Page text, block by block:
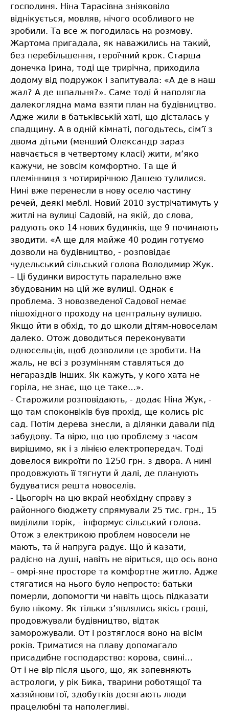
господиня. Ніна Тарасівна зніяковіло
віднікується, мовляв, нічого особливого не
зробили. Та все ж погодилась на розмову.
Жартома пригадала, як наважились на такий,
без перебільшення, героїчний крок. Старша
донечка Ірина, тоді ще трирічна, приходила
додому від подружок і запитувала: «А де в наш
жал? А де шпальня?». Саме тоді й наполягла
далекоглядна мама взяти план на будівництво.
Адже жили в батьківській хаті, що дісталась у
спадщину. А в одній кімнаті, погодьтесь, сім’ї з
двома дітьми (менший Олександр зараз
навчається в четвертому класі) жити, м’яко
кажучи, не зовсім комфортно. Та ще й
племінниця з чотирирічною Дашею тулилися.
Нині вже перенесли в нову оселю частину
речей, деякі меблі. Новий 2010 зустрічатимуть у
житлі на вулиці Садовій, на якій, до слова,
радують око 14 нових будинків, ще 9 починають
зводити. «А ще для майже 40 родин готуємо
дозволи на будівництво, - розповідає
чудельський сільський голова Володимир Жук.
– Ці будинки виростуть паралельно вже
збудованим на цій же вулиці. Однак є
проблема. З новозведеної Садової немає
пішохідного проходу на центральну вулицю.
Якщо йти в обхід, то до школи дітям-новоселам
далеко. Отож доводиться переконувати
односельців, щоб дозволили це зробити. На
жаль, не всі з розумінням ставляться до
негараздів інших. Як кажуть, у кого хата не
горіла, не знає, що це таке…».
- Старожили розповідають, - додає Ніна Жук, -
що там споконвіків був прохід, ще колись ріс
сад. Потім дерева знесли, а ділянки давали під
забудову. Та вірю, що цю проблему з часом
вирішимо, як і з лінією електропередач. Тоді
довелося викроїти по 1250 грн. з двора. А нині
продовжують її тягнути й далі, де планують
будуватися решта новоселів.
- Цьогоріч на цю вкрай необхідну справу з
районного бюджету спрямували 25 тис. грн., 15
виділили торік, - інформує сільський голова.
Отож з електрикою проблем новосели не
мають, та й напруга радує. Що й казати,
радісно на душі, навіть не віриться, що ось воно
– омрі-яне просторе та комфортне житло. Адже
стягатися на нього було непросто: батьки
померли, допомогти чи навіть щось підказати
було нікому. Як тільки з’являлись якісь гроші,
продовжували будівництво, відтак
заморожували. От і розтяглося воно на вісім
років. Триматися на плаву допомагало
присадибне господарство: корова, свині…
От і не вір після цього, що, як запевняють
астрологи, у рік Бика, тварини роботящої та
хазяйновитої, здобутків досягають люди
працелюбні та наполегливі.